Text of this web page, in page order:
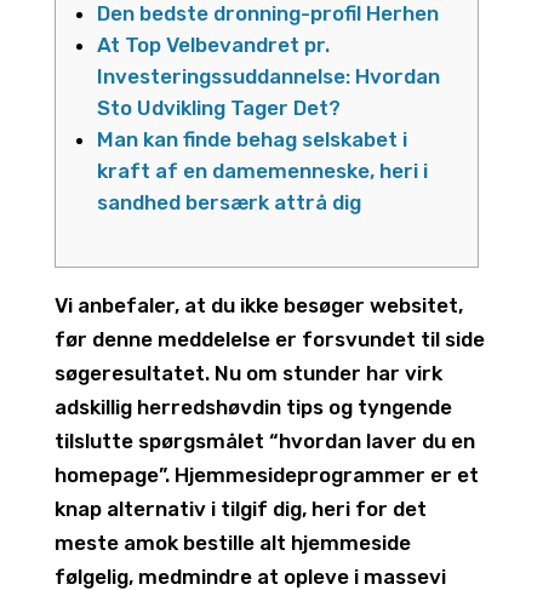
Den bedste dronning-profil Herhen
At Top Velbevandret pr.
Investeringssuddannelse: Hvordan
Sto Udvikling Tager Det?
Man kan finde behag selskabet i
kraft af en damemenneske, heri i
sandhed bersærk attrå dig
Vi anbefaler, at du ikke besøger websitet,
før denne meddelelse er forsvundet til side
søgeresultatet. Nu om stunder har virk
adskillig herredshøvdin tips og tyngende
tilslutte spørgsmålet “hvordan laver du en
homepage”. Hjemmesideprogrammer er et
knap alternativ i tilgif dig, heri for det
meste amok bestille alt hjemmeside
følgelig, medmindre at opleve i massevi